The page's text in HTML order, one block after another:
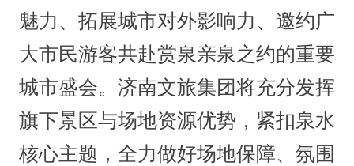
魅力、拓展城市对外影响力、邀约广
大市民游客共赴赏泉亲泉之约的重要
城市盛会。济南文旅集团将充分发挥
旗下景区与场地资源优势，紧扣泉水
核心主题，全力做好场地保障、氛围